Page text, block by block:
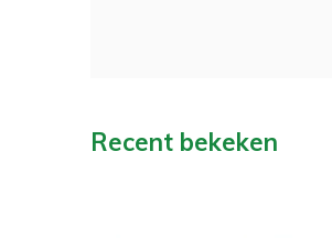
Recent bekeken